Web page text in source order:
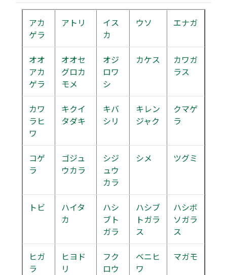
アカ
ゲラ
アトリ
イス
カ
ウソ エナガ
オオ
アカ
ゲラ
オオセ
グロカ
モメ
オジ
ロワ
シ
カケス
カワガ
ラス
カワ
ラヒ
ワ
キクイ
タダキ
キバ
シリ
キレン
ジャク
クマゲ
ラ
コゲ
ラ
ゴジュ
ウカラ
シジ
ュウ
カラ
シメ ツグミ
トビ
ハイタ
カ
ハシ
ブト
ガラ
ハシブ
トガラ
ス
ハシボ
ソガラ
ス
ヒガ
ラ
ヒヨド
リ
フク
ロウ
ベニヒ
ワ
マガモ